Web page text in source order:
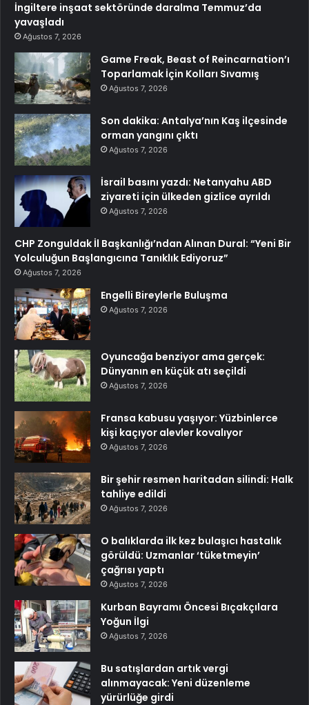
İngiltere inşaat sektöründe daralma Temmuz’da
yavaşladı
Ağustos 7, 2026
Game Freak, Beast of Reincarnation’ı
Toparlamak İçin Kolları Sıvamış
Ağustos 7, 2026
Son dakika: Antalya’nın Kaş ilçesinde
orman yangını çıktı
Ağustos 7, 2026
İsrail basını yazdı: Netanyahu ABD
ziyareti için ülkeden gizlice ayrıldı
Ağustos 7, 2026
CHP Zonguldak İl Başkanlığı’ndan Alınan Dural: “Yeni Bir
Yolculuğun Başlangıcına Tanıklık Ediyoruz”
Ağustos 7, 2026
Engelli Bireylerle Buluşma
Ağustos 7, 2026
Oyuncağa benziyor ama gerçek:
Dünyanın en küçük atı seçildi
Ağustos 7, 2026
Fransa kabusu yaşıyor: Yüzbinlerce
kişi kaçıyor alevler kovalıyor
Ağustos 7, 2026
Bir şehir resmen haritadan silindi: Halk
tahliye edildi
Ağustos 7, 2026
O balıklarda ilk kez bulaşıcı hastalık
görüldü: Uzmanlar ‘tüketmeyin’
çağrısı yaptı
Ağustos 7, 2026
Kurban Bayramı Öncesi Bıçakçılara
Yoğun İlgi
Ağustos 7, 2026
Bu satışlardan artık vergi
alınmayacak: Yeni düzenleme
yürürlüğe girdi